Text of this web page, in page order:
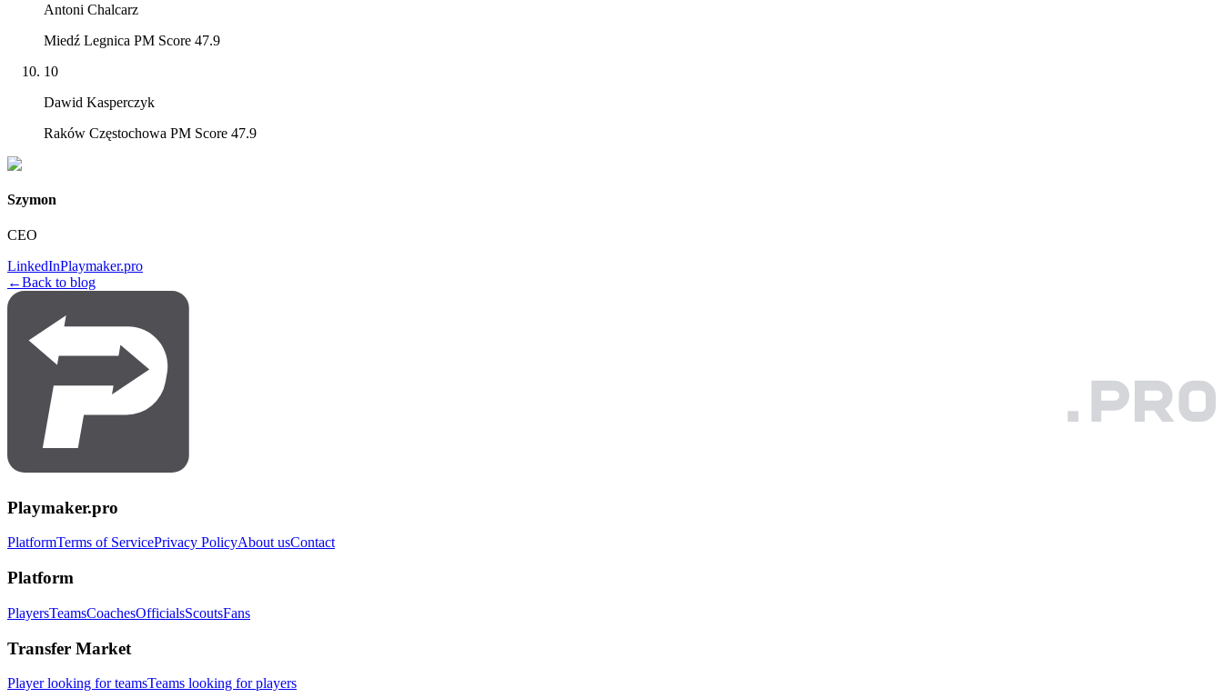
Antoni Chalcarz
Miedź Legnica PM Score 47.9
10
Dawid Kasperczyk
Raków Częstochowa PM Score 47.9
Szymon
CEO
LinkedInPlaymaker.pro
←Back to blog
Playmaker.pro
PlatformTerms of ServicePrivacy PolicyAbout usContact
Platform
PlayersTeamsCoachesOfficialsScoutsFans
Transfer Market
Player looking for teamsTeams looking for players